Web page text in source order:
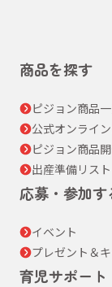
商品を探す
ピジョン商品
公式オンライ
ピジョン商品
出産準備リスト
応募・参加す
イベント
プレゼント＆
育児サポート